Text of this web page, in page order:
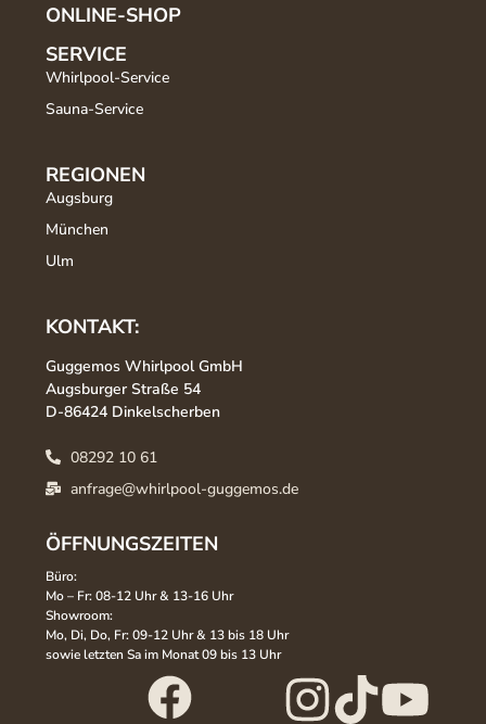
ONLINE-SHOP
SERVICE
Whirlpool-Service
Sauna-Service
REGIONEN
Augsburg
München
Ulm
KONTAKT:
Guggemos Whirlpool GmbH
Augsburger Straße 54
D-86424 Dinkelscherben
08292 10 61
anfrage@whirlpool-guggemos.de
ÖFFNUNGSZEITEN
Büro:
Mo – Fr: 08-12 Uhr & 13-16 Uhr
Showroom:
Mo, Di, Do, Fr: 09-12 Uhr & 13 bis 18 Uhr
sowie letzten Sa im Monat 09 bis 13 Uhr